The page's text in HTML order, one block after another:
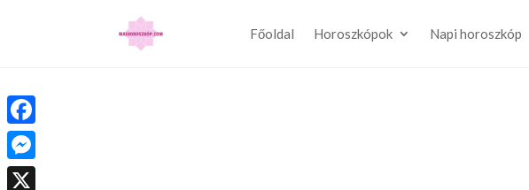
Főoldal Horoszkópok Napi horoszkóp
Facebook
Messenger